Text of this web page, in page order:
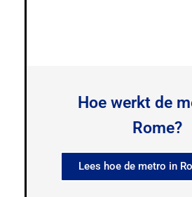
Hoe werkt de
Rome?
Lees hoe de metro in